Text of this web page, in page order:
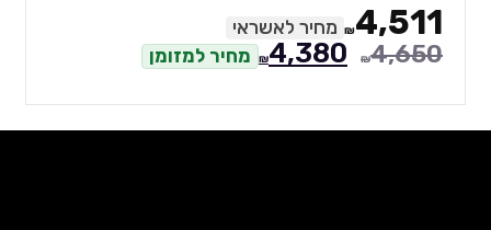
₪4,511 מחיר לאשראי
₪4,650
₪4,380 מחיר למזומן